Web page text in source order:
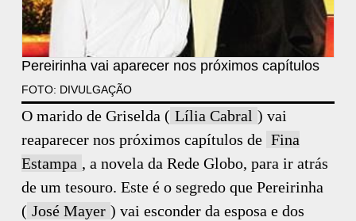
Pereirinha vai aparecer nos próximos capítulos
FOTO: DIVULGAÇÃO
O marido de Griselda ( Lília Cabral ) vai
reaparecer nos próximos capítulos de Fina
Estampa , a novela da Rede Globo, para ir atrás
de um tesouro. Este é o segredo que Pereirinha
( José Mayer ) vai esconder da esposa e dos